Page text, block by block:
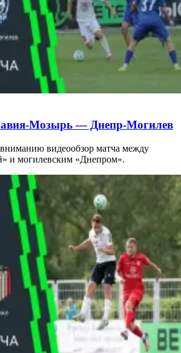
Мозырь — Днепр-Могилев
видеообзор матча между
и могилевским «Днепром».